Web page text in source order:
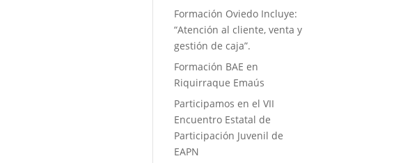
Formación Oviedo Incluye:
“Atención al cliente, venta y
gestión de caja”.
Formación BAE en
Riquirraque Emaús
Participamos en el VII
Encuentro Estatal de
Participación Juvenil de
EAPN